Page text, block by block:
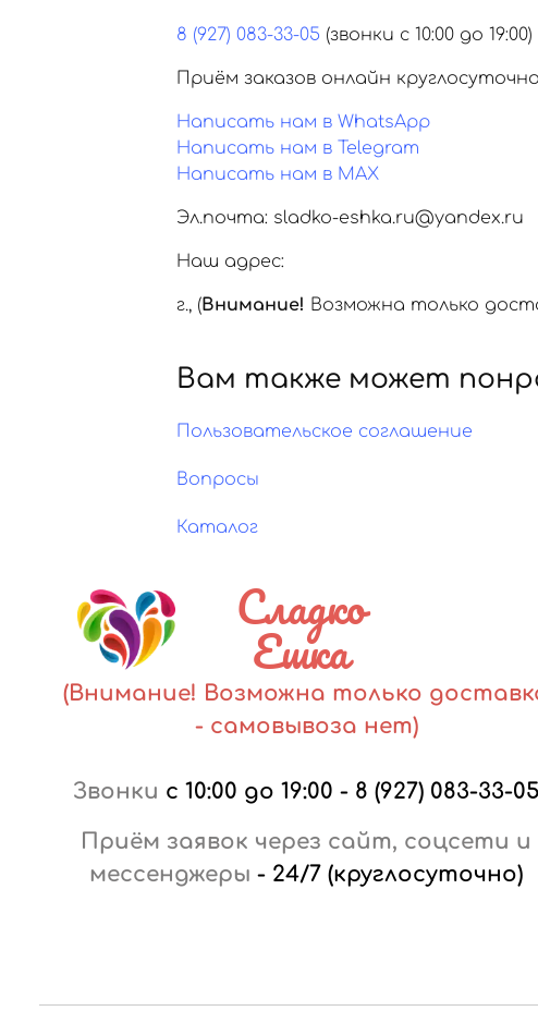
8 (927) 083-33-05 (звонки с 10:00 до 19:00)
Приём заказов онлайн
Написать нам в WhatsApp
Написать нам в Telegram
Написать нам в MAX
Эл.почта: sladko-eshka.ru@yandex.ru
Наш адрес:
г., (Внимание! Возможна только
Вам также может
Пользовательское соглашение
Вопросы
Каталог
Сладко
Ешка
(Внимание! Возможна только
- самовывоза нет)
Звонки с 10:00 до 19:00 - 8 (927) 083-33-05
Приём заявок через сайт, соцсети и
мессенджеры - 24/7 (круглосуточно)